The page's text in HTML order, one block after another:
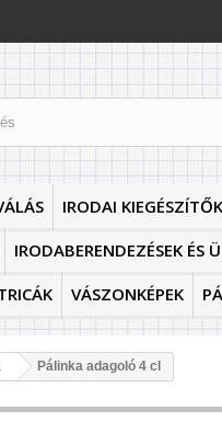
IRODAI KIEGÉSZÍTŐK
IRODABERENDEZÉSEK ÉS
VÁSZONKÉPEK
Pálinka adagoló 4 cl